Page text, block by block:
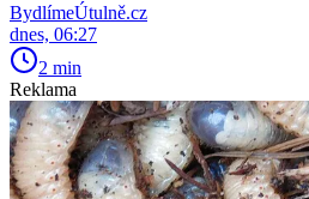
BydlímeÚtulně.cz
dnes, 06:27
2 min
Reklama